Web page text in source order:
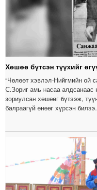
Хөшөө бүтсэн түүхийг
“Чөлөөт хэвлэл-Нийгмийн ой
С.Зориг амь насаа алдсанаас
зориулсан хөшөөг бүтээж,
балраагүй өнөөг хүрсэн